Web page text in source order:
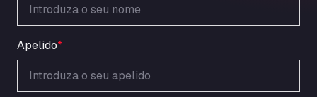
Obernburger Str. 127, 63811
Ardleigh South Services
a120 westbound, CO77SL
Area 47 Hermanos Rico
Autovia A4 km 47, 28300
Apelido*